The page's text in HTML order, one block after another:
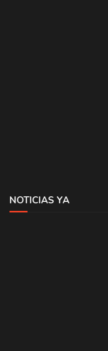
NOTICIAS YA